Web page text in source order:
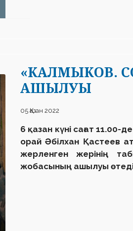
«КАЛМЫКОВ.
АШЫЛУЫ
05 Қазан 2022
6 қазан күні сағат 11.00-
орай Әбілхан Қастеев
жерленген жерінің
жобасының ашылуы